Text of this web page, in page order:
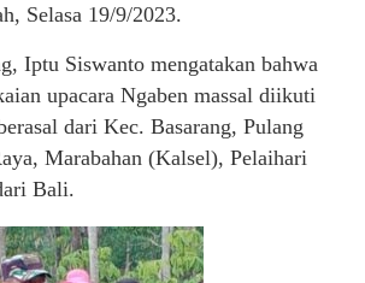
Selasa 19/9/2023.
Iptu Siswanto mengatakan bahwa
upacara Ngaben massal diikuti
dari Kec. Basarang, Pulang
Marabahan (Kalsel), Pelaihari
Bali.